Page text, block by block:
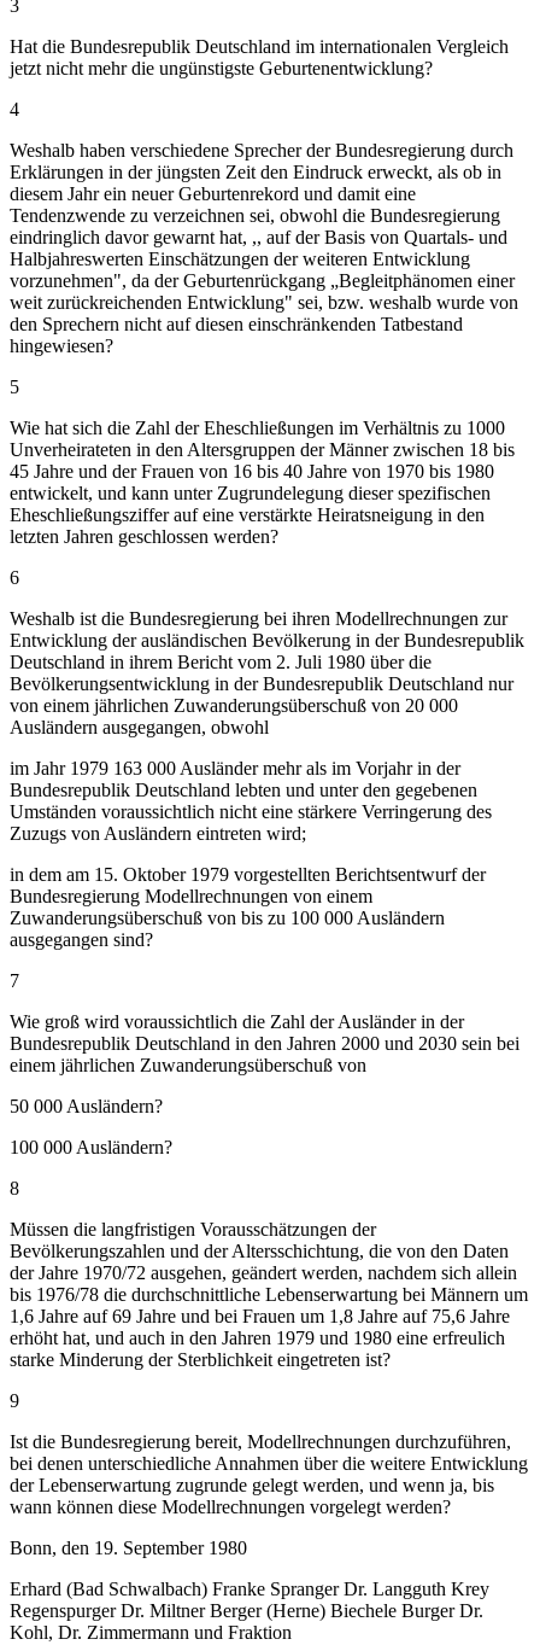
3
Hat die Bundesrepublik Deutschland im internationalen Vergleich
jetzt nicht mehr die ungünstigste Geburtenentwicklung?
4
Weshalb haben verschiedene Sprecher der Bundesregierung durch
Erklärungen in der jüngsten Zeit den Eindruck erweckt, als ob in
diesem Jahr ein neuer Geburtenrekord und damit eine
Tendenzwende zu verzeichnen sei, obwohl die Bundesregierung
eindringlich davor gewarnt hat, ,, auf der Basis von Quartals- und
Halbjahreswerten Einschätzungen der weiteren Entwicklung
vorzunehmen", da der Geburtenrückgang „Begleitphänomen einer
weit zurückreichenden Entwicklung" sei, bzw. weshalb wurde von
den Sprechern nicht auf diesen einschränkenden Tatbestand
hingewiesen?
5
Wie hat sich die Zahl der Eheschließungen im Verhältnis zu 1000
Unverheirateten in den Altersgruppen der Männer zwischen 18 bis
45 Jahre und der Frauen von 16 bis 40 Jahre von 1970 bis 1980
entwickelt, und kann unter Zugrundelegung dieser spezifischen
Eheschließungsziffer auf eine verstärkte Heiratsneigung in den
letzten Jahren geschlossen werden?
6
Weshalb ist die Bundesregierung bei ihren Modellrechnungen zur
Entwicklung der ausländischen Bevölkerung in der Bundesrepublik
Deutschland in ihrem Bericht vom 2. Juli 1980 über die
Bevölkerungsentwicklung in der Bundesrepublik Deutschland nur
von einem jährlichen Zuwanderungsüberschuß von 20 000
Ausländern ausgegangen, obwohl
im Jahr 1979 163 000 Ausländer mehr als im Vorjahr in der
Bundesrepublik Deutschland lebten und unter den gegebenen
Umständen voraussichtlich nicht eine stärkere Verringerung des
Zuzugs von Ausländern eintreten wird;
in dem am 15. Oktober 1979 vorgestellten Berichtsentwurf der
Bundesregierung Modellrechnungen von einem
Zuwanderungsüberschuß von bis zu 100 000 Ausländern
ausgegangen sind?
7
Wie groß wird voraussichtlich die Zahl der Ausländer in der
Bundesrepublik Deutschland in den Jahren 2000 und 2030 sein bei
einem jährlichen Zuwanderungsüberschuß von
50 000 Ausländern?
100 000 Ausländern?
8
Müssen die langfristigen Vorausschätzungen der
Bevölkerungszahlen und der Altersschichtung, die von den Daten
der Jahre 1970/72 ausgehen, geändert werden, nachdem sich allein
bis 1976/78 die durchschnittliche Lebenserwartung bei Männern um
1,6 Jahre auf 69 Jahre und bei Frauen um 1,8 Jahre auf 75,6 Jahre
erhöht hat, und auch in den Jahren 1979 und 1980 eine erfreulich
starke Minderung der Sterblichkeit eingetreten ist?
9
Ist die Bundesregierung bereit, Modellrechnungen durchzuführen,
bei denen unterschiedliche Annahmen über die weitere Entwicklung
der Lebenserwartung zugrunde gelegt werden, und wenn ja, bis
wann können diese Modellrechnungen vorgelegt werden?
Bonn, den 19. September 1980
Erhard (Bad Schwalbach) Franke Spranger Dr. Langguth Krey
Regenspurger Dr. Miltner Berger (Herne) Biechele Burger Dr.
Kohl, Dr. Zimmermann und Fraktion